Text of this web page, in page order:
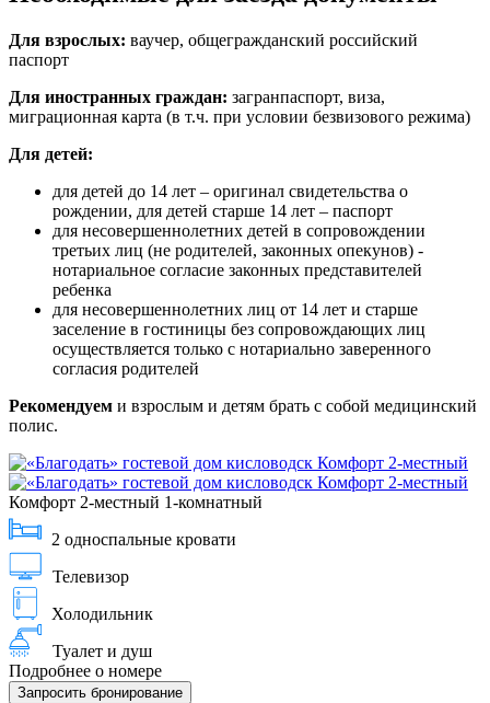
Для взрослых: ваучер, общегражданский российский
паспорт
Для иностранных граждан: загранпаспорт, виза,
миграционная карта (в т.ч. при условии безвизового режима)
Для детей:
для детей до 14 лет – оригинал свидетельства о
рождении, для детей старше 14 лет – паспорт
для несовершеннолетних детей в сопровождении
третьих лиц (не родителей, законных опекунов) -
нотариальное согласие законных представителей
ребенка
для несовершеннолетних лиц от 14 лет и старше
заселение в гостиницы без сопровождающих лиц
осуществляется только с нотариально заверенного
согласия родителей
Рекомендуем и взрослым и детям брать с собой медицинский
полис.
Комфорт 2-местный 1-комнатный
2 односпальные кровати
Телевизор
Холодильник
Туалет и душ
Подробнее о номере
Запросить бронирование